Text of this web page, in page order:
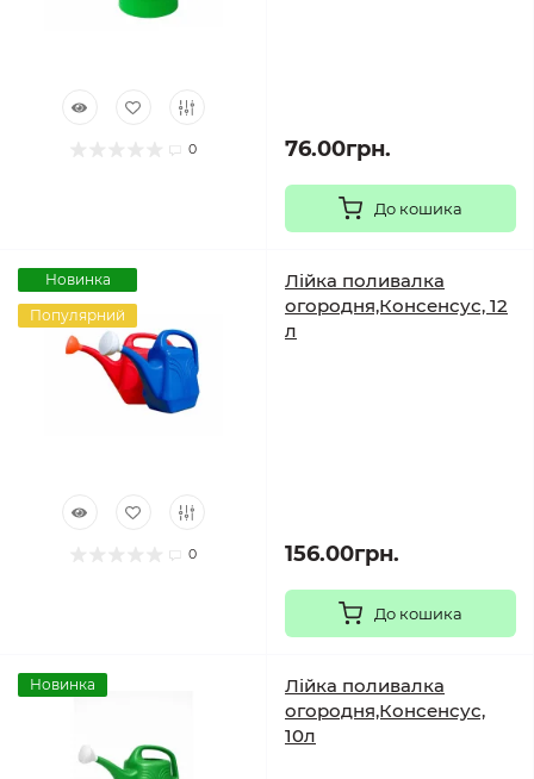
0 76.00грн.
До кошика
Новинка
Популярний
0
Лійка поливалка
огородня,Консенсус, 12
л
156.00грн.
До кошика
Новинка
Лійка поливалка
огородня,Консенсус,
10л